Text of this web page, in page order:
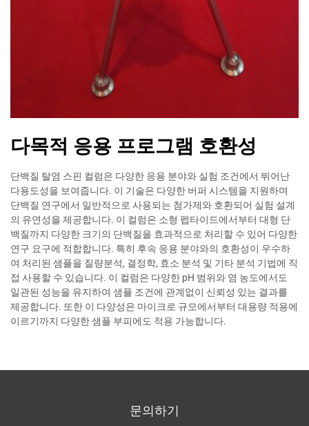
다목적 응용 프로그램 호환성
단백질 탈염 스핀 컬럼은 다양한 응용 분야와 실험 조건에서 뛰어난
다용도성을 보여줍니다. 이 기술은 다양한 버퍼 시스템을 지원하며
단백질 연구에서 일반적으로 사용되는 첨가제와 호환되어 실험 설계
의 유연성을 제공합니다. 이 컬럼은 소형 펩타이드에서부터 대형 단
백질까지 다양한 크기의 단백질을 효과적으로 처리할 수 있어 다양한
연구 요구에 적합합니다. 특히 후속 응용 분야와의 호환성이 우수하
여 처리된 샘플을 질량분석, 결정학, 효소 분석 및 기타 분석 기법에 직
접 사용할 수 있습니다. 이 컬럼은 다양한 pH 범위와 염 농도에서도
일관된 성능을 유지하여 샘플 조건에 관계없이 신뢰성 있는 결과를
제공합니다. 또한 이 다양성은 마이크로 규모에서부터 대용량 적용에
이르기까지 다양한 샘플 부피에도 적용 가능합니다.
문의하기